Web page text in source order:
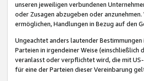
unseren jeweiligen verbundenen
oder Zusagen abzugeben oder
ermöglichen, Handlungen in Bezug auf den
Ungeachtet anders lautender
Parteien in irgendeiner Weise (einschließlich
veranlasst oder verpflichtet wird, die mit
für eine der Parteien dieser Vereinbarung